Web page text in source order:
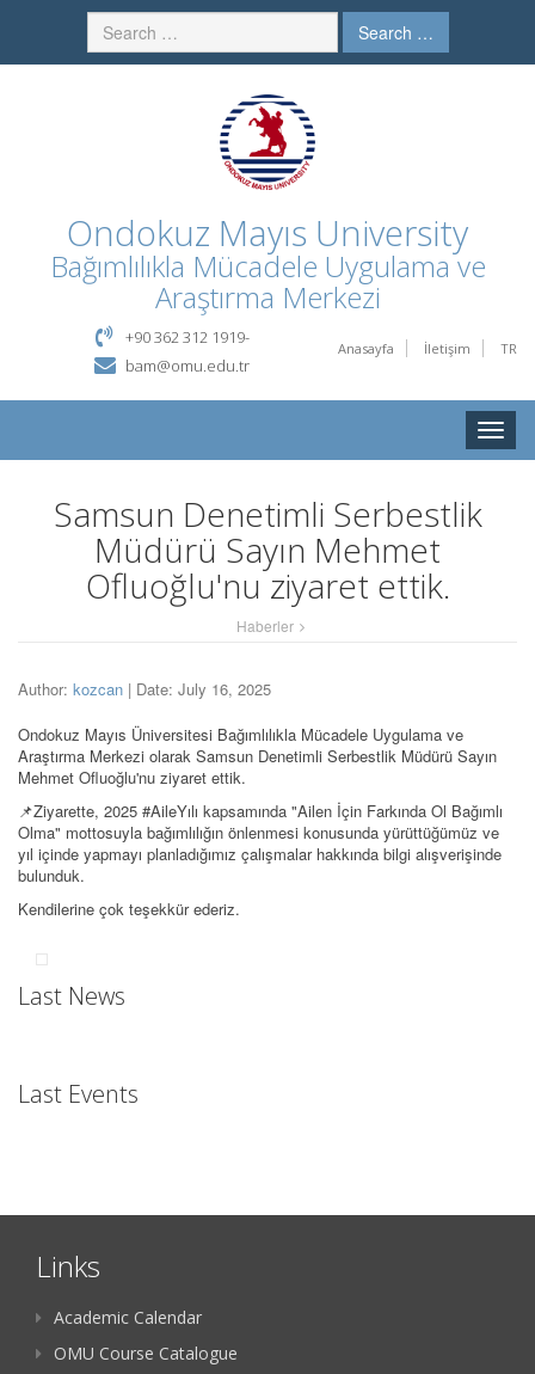
Search …
Ondokuz Mayıs University
Bağımlılıkla Mücadele Uygulama ve
Araştırma Merkezi
Anasayfa İletişim TR
+90 362 312 1919-
bam@omu.edu.tr
Toggle
Samsun Denetimli Serbestlik
Müdürü Sayın Mehmet
Ofluoğlu'nu ziyaret ettik.
Haberler
Author: kozcan | Date: July 16, 2025
Ondokuz Mayıs Üniversitesi Bağımlılıkla Mücadele Uygulama ve
Araştırma Merkezi olarak Samsun Denetimli Serbestlik Müdürü Sayın
Mehmet Ofluoğlu'nu ziyaret ettik.
📌Ziyarette, 2025 #AileYılı kapsamında "Ailen İçin Farkında Ol Bağımlı
Olma" mottosuyla bağımlılığın önlenmesi konusunda yürüttüğümüz ve
yıl içinde yapmayı planladığımız çalışmalar hakkında bilgi alışverişinde
bulunduk.
Kendilerine çok teşekkür ederiz.
Last News
Last Events
Links
Academic Calendar
OMU Course Catalogue